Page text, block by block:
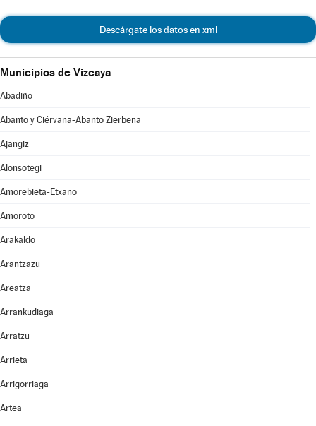
Descárgate los datos en xml
Municipios de Vizcaya
Abadiño
Abanto y Ciérvana-Abanto Zierbena
Ajangiz
Alonsotegi
Amorebieta-Etxano
Amoroto
Arakaldo
Arantzazu
Areatza
Arrankudiaga
Arratzu
Arrieta
Arrigorriaga
Artea